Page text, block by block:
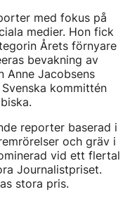
med fokus på
medier. Hon fick
Årets förnyare
bevakning av
Anne Jacobsens
kommittén
reporter baserad i
och gräv i
vid ett flertal
Journalistpriset.
stora pris.